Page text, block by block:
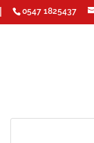
0547 1825437